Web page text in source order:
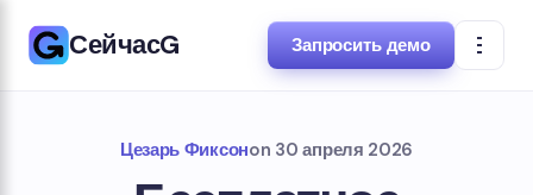
СейчасG Запросить демо
Цезарь Фиксонon 30 апреля 2026